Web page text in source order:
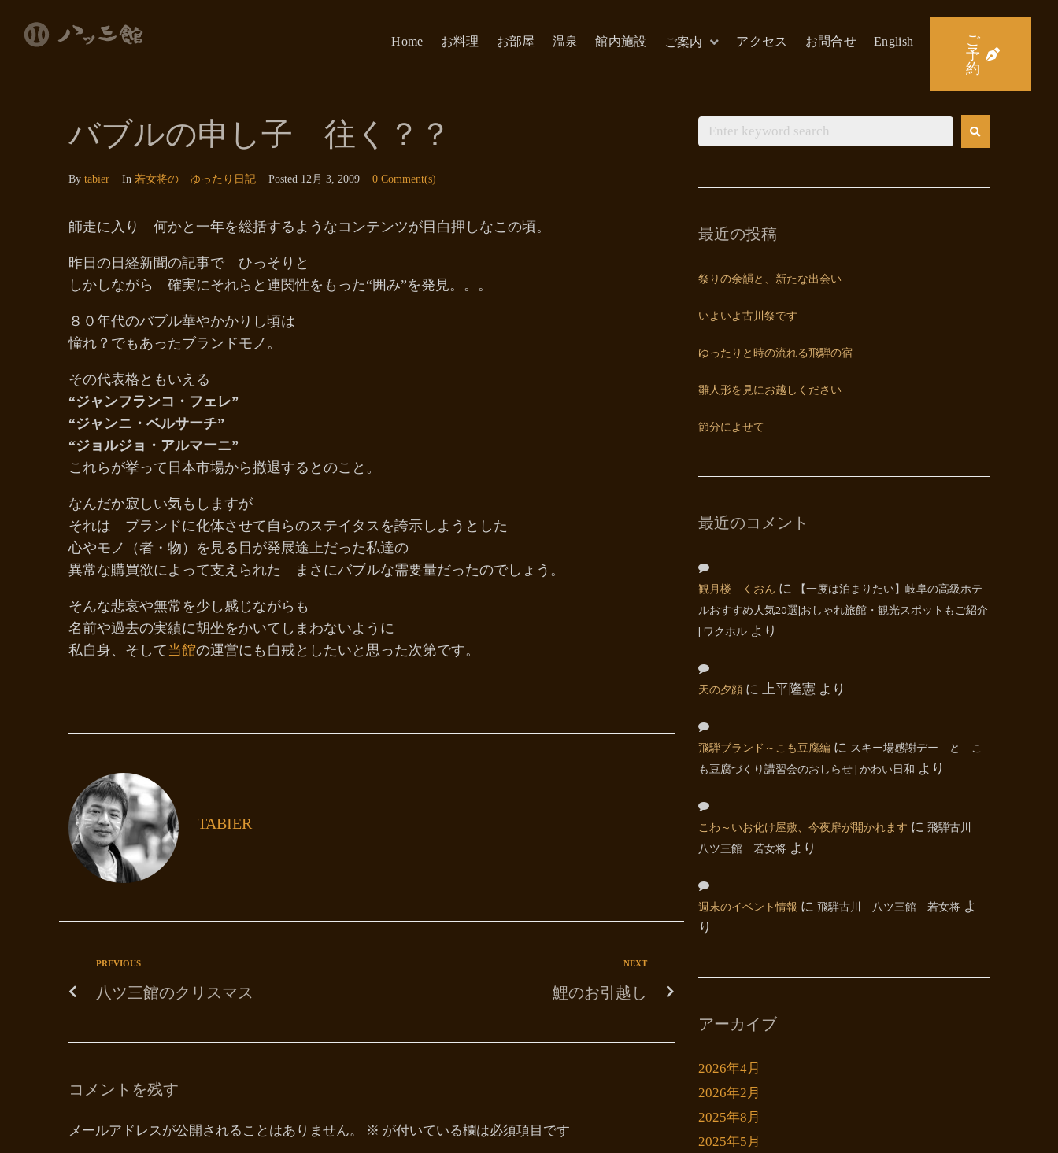
Home お料理 お部屋 温泉 館内施設 ご案内 アクセス お問合せ English
ご
予
約
バブルの申し子 往く？？
By tabier In 若女将の ゆったり日記 Posted 12月 3, 2009 0 Comment(s)
師走に入り 何かと一年を総括するようなコンテンツが目白押しなこの頃。
昨日の日経新聞の記事で ひっそりと
しかしながら 確実にそれらと連関性をもった“囲み”を発見。。。
８０年代のバブル華やかかりし頃は
憧れ？でもあったブランドモノ。
その代表格ともいえる
“ジャンフランコ・フェレ”
“ジャンニ・ベルサーチ”
“ジョルジョ・アルマーニ”
これらが挙って日本市場から撤退するとのこと。
なんだか寂しい気もしますが
それは ブランドに化体させて自らのステイタスを誇示しようとした
心やモノ（者・物）を見る目が発展途上だった私達の
異常な購買欲によって支えられた まさにバブルな需要量だったのでしょう。
そんな悲哀や無常を少し感じながらも
名前や過去の実績に胡坐をかいてしまわないように
私自身、そして当館の運営にも自戒としたいと思った次第です。
TABIER
PREVIOUS
八ツ三館のクリスマス
NEXT
鯉のお引越し
コメントを残す
メールアドレスが公開されることはありません。 ※ が付いている欄は必須項目です
最近の投稿
祭りの余韻と、新たな出会い
いよいよ古川祭です
ゆったりと時の流れる飛騨の宿
雛人形を見にお越しください
節分によせて
最近のコメント
観月楼 くおん に
【一度は泊まりたい】岐阜の高級ホテ
ルおすすめ人気20選|おしゃれ旅館・観光スポットもご紹介
| ワクホル より
天の夕顔 に 上平隆憲 より
飛騨ブランド～こも豆腐編 に スキー場感謝デー と こ
も豆腐づくり講習会のおしらせ | かわい日和 より
こわ～いお化け屋敷、今夜扉が開かれます に 飛騨古川
八ツ三館 若女将 より
週末のイベント情報 に 飛騨古川 八ツ三館 若女将 よ
り
アーカイブ
2026年4月
2026年2月
2025年8月
2025年5月